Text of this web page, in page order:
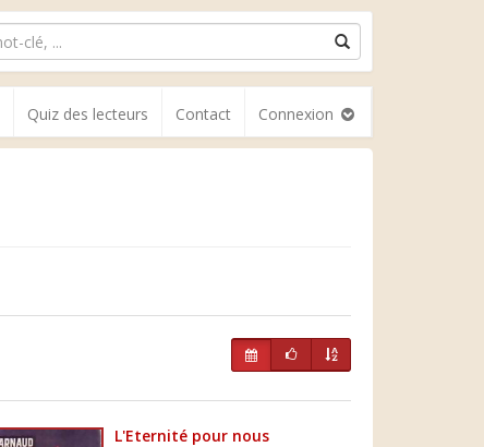
Quiz des lecteurs Contact Connexion
L'Eternité pour nous